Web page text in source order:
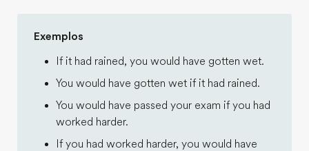
Exemplos
If it had rained, you would have gotten wet.
You would have gotten wet if it had rained.
You would have passed your exam if you had
worked harder.
If you had worked harder, you would have